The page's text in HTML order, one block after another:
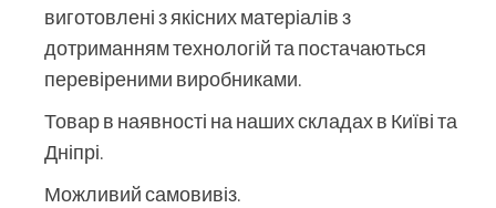
виготовлені з якісних матеріалів з
дотриманням технологій та постачаються
перевіреними виробниками.
Товар в наявності на наших складах в Київі та
Дніпрі.
Можливий самовивіз.